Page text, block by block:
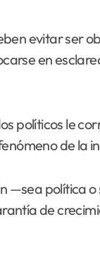
evitar ser
en
políticos le
de la
—sea política
de